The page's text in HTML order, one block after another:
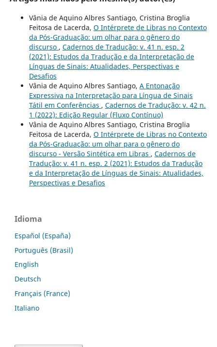
Vânia de Aquino Albres Santiago, Cristina Broglia
Feitosa de Lacerda, O Intérprete de Libras no Contexto
da Pós-Graduação: um olhar para o gênero do
discurso , Cadernos de Tradução: v. 41 n. esp. 2
(2021): Estudos da Tradução e da Interpretação de
Línguas de Sinais: Atualidades, Perspectivas e
Desafios
Vânia de Aquino Albres Santiago, A Entonação
Expressiva na Interpretação para Língua de Sinais
Tátil em Conferências , Cadernos de Tradução: v. 42 n.
1 (2022): Edição Regular (Fluxo Contínuo)
Vânia de Aquino Albres Santiago, Cristina Broglia
Feitosa de Lacerda, O Intérprete de Libras no Contexto
da Pós-Graduação: um olhar para o gênero do
discurso - Versão Sintética em Libras , Cadernos de
Tradução: v. 41 n. esp. 2 (2021): Estudos da Tradução
e da Interpretação de Línguas de Sinais: Atualidades,
Perspectivas e Desafios
Idioma
Español (España)
Português (Brasil)
English
Deutsch
Français (France)
Italiano